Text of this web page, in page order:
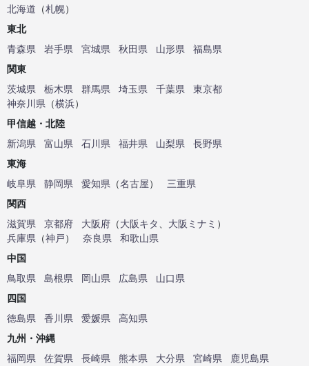
北海道 （札幌）
東北
青森県
岩手県 宮城県 秋田県 山形県
福島県
関東
茨城県
栃木県 群馬県 埼玉県 千葉県
東京都
神奈川県 （横浜）
甲信越・北陸
新潟県
富山県 石川県 福井県 山梨県
長野県
東海
岐阜県
静岡県 愛知県 （名古屋）
三重県
関西
滋賀県
京都府 大阪府 （大阪キタ 大阪ミナミ ）
兵庫県 （神戸） 奈良県
和歌山県
中国
鳥取県
島根県 岡山県 広島県
山口県
四国
徳島県
香川県 愛媛県
高知県
九州・沖縄
福岡県
佐賀県 長崎県 熊本県 大分県 宮崎県
鹿児島県